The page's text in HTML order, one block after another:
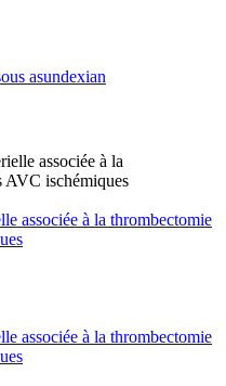
asundexian
associée à la thrombectomie
associée à la thrombectomie